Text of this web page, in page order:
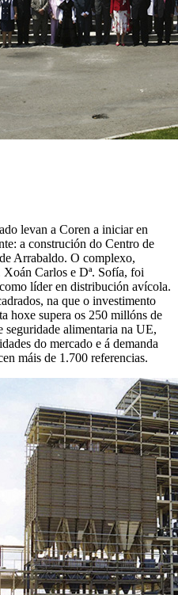
levan a Coren a iniciar en
a construción do Centro de
Arrabaldo. O complexo,
Carlos e Dª. Sofía, foi
líder en distribución avícola.
na que o investimento
hoxe supera os 250 millóns de
seguridade alimentaria na UE,
do mercado e á demanda
máis de 1.700 referencias.